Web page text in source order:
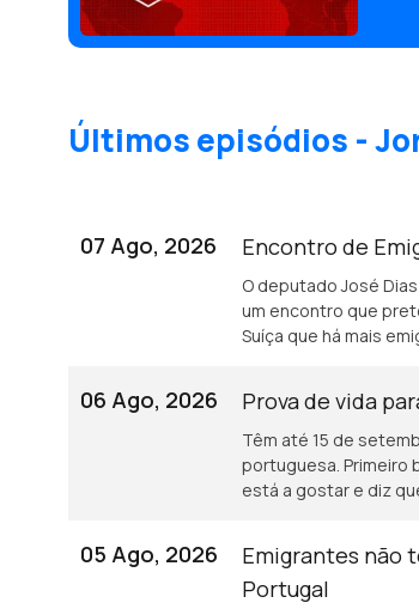
Últimos episódios -
07 Ago, 2026 Encontro de
O deputado José
um encontro que
Suíça que há mais
06 Ago, 2026 Prova de vida
Têm até 15 de
portuguesa. Primeiro
está a gostar e diz
05 Ago, 2026
Emigrantes não
Portugal